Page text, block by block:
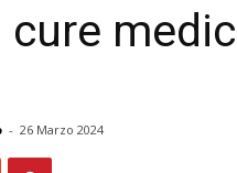
- 26 Marzo 2024